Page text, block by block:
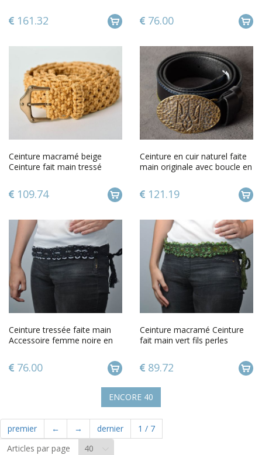
161.32 76.00
Ceinture macramé beige
Ceinture fait main tressé
109.74
Ceinture en cuir naturel faite
main originale avec boucle en
121.19
Ceinture tressée faite main
Accessoire femme noire en
76.00
Ceinture macramé Ceinture
fait main vert fils perles
89.72
ENCORE 40
premier ← → dernier 1 / 7
Articles par page